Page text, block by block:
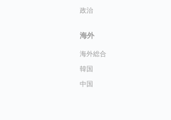
政治
海外
海外総合
韓国
中国